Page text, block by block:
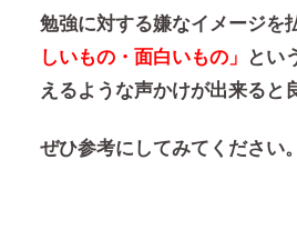
勉強に対する嫌なイメージを
しいもの・面白いもの」
とい
えるような声かけが出来ると
ぜひ参考にしてみてください。